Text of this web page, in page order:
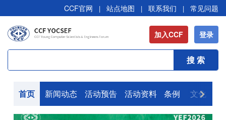
CCF官网 | 站点地图 | 联系我们 | 常见问题
加入CCF 登录
首页 新闻动态 活动预告 活动资料 条例 文化